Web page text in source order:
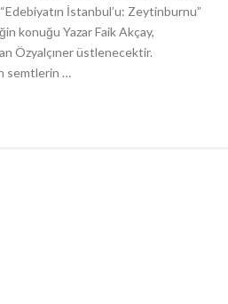
İstanbul’u: Zeytinburnu”
konuğu Yazar Faik Akçay,
Özyalçıner üstlenecektir.
semtlerin …